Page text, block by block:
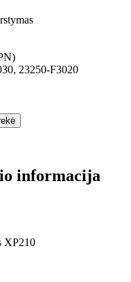
23250-F3020
informacija
XP210